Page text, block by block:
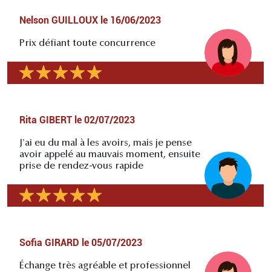
Nelson GUILLOUX le 16/06/2023
Prix défiant toute concurrence
Rita GIBERT le 02/07/2023
J'ai eu du mal à les avoirs, mais je pense
avoir appelé au mauvais moment, ensuite
prise de rendez-vous rapide
Sofia GIRARD le 05/07/2023
Échange très agréable et professionnel